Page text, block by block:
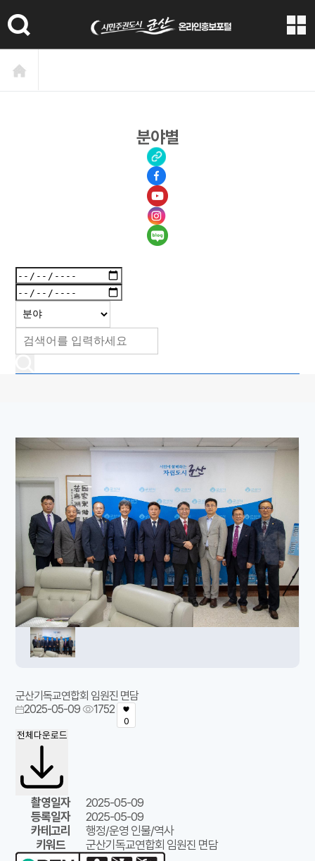
분야별
군산기독교연합회 임원진 면담
2025-05-09
1752
0
전체다운로드
촬영일자
2025-05-09
등록일자
2025-05-09
카테고리
행정/운영 인물/역사
키워드
군산기독교연합회 임원진 면담